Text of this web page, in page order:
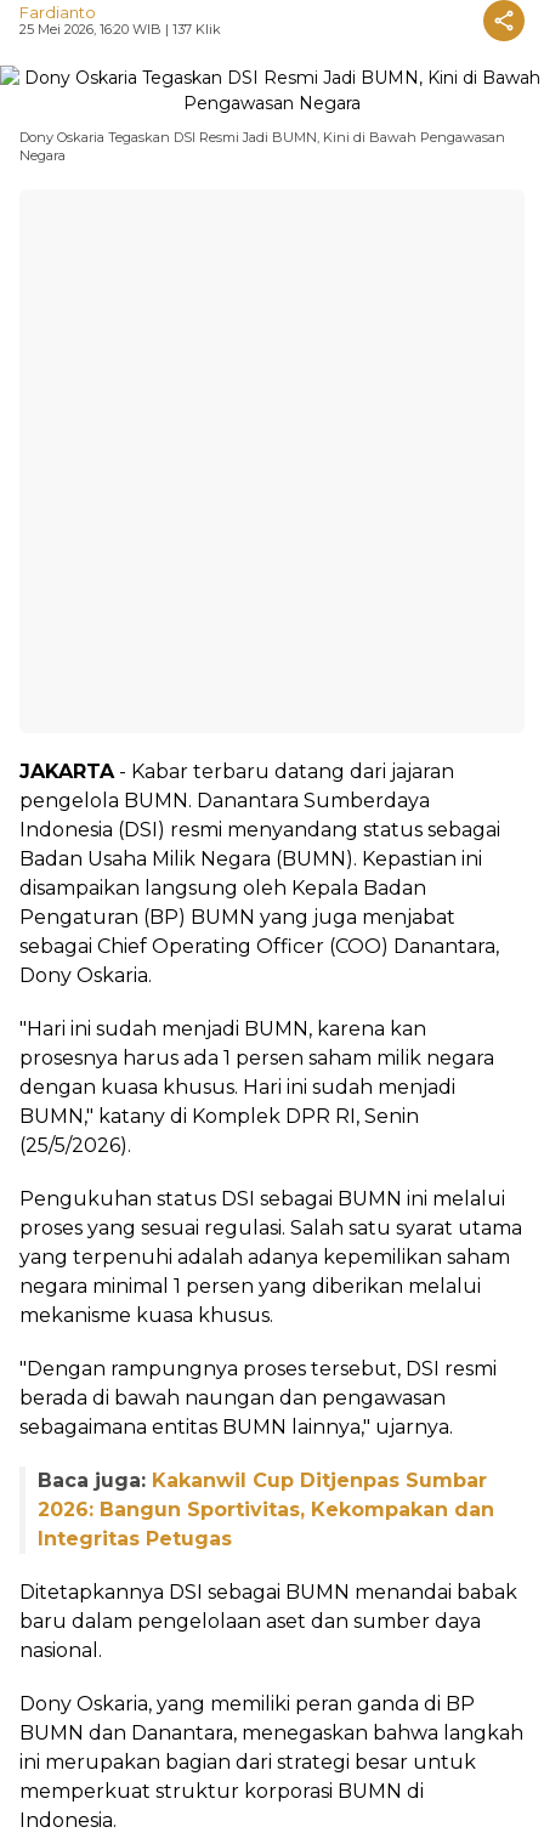
Fardianto
25 Mei 2026, 16:20 WIB | 137 Klik
Dony Oskaria Tegaskan DSI Resmi Jadi BUMN, Kini di Bawah Pengawasan
Negara
JAKARTA- Kabar terbaru datang dari jajaran
pengelola BUMN. Danantara Sumberdaya
Indonesia (DSI) resmi menyandang status sebagai
Badan Usaha Milik Negara (BUMN). Kepastian ini
disampaikan langsung oleh Kepala Badan
Pengaturan (BP) BUMN yang juga menjabat
sebagai Chief Operating Officer (COO) Danantara,
Dony Oskaria.
‎"Hari ini sudah menjadi BUMN, karena kan
prosesnya harus ada 1 persen saham milik negara
dengan kuasa khusus. Hari ini sudah menjadi
BUMN," katany di Komplek DPR RI, Senin
(25/5/2026).
‎Pengukuhan status DSI sebagai BUMN ini melalui
proses yang sesuai regulasi. Salah satu syarat utama
yang terpenuhi adalah adanya kepemilikan saham
negara minimal 1 persen yang diberikan melalui
mekanisme kuasa khusus.
‎"Dengan rampungnya proses tersebut, DSI resmi
berada di bawah naungan dan pengawasan
sebagaimana entitas BUMN lainnya," ujarnya.
Baca juga: Kakanwil Cup Ditjenpas Sumbar
2026: Bangun Sportivitas, Kekompakan dan
Integritas Petugas
‎Ditetapkannya DSI sebagai BUMN menandai babak
baru dalam pengelolaan aset dan sumber daya
nasional.
‎Dony Oskaria, yang memiliki peran ganda di BP
BUMN dan Danantara, menegaskan bahwa langkah
ini merupakan bagian dari strategi besar untuk
memperkuat struktur korporasi BUMN di
Indonesia.